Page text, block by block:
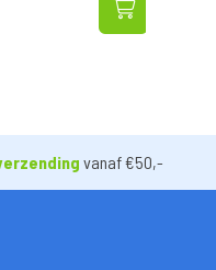
vanaf €50,-